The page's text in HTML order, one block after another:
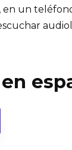
un